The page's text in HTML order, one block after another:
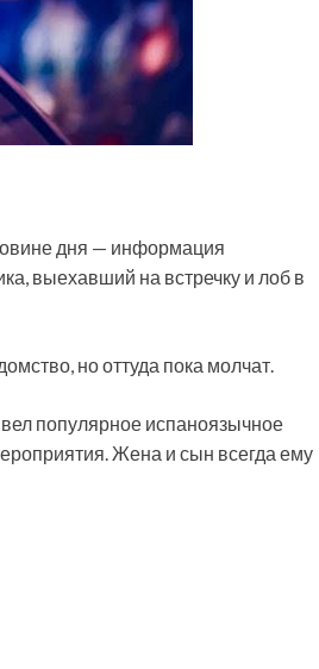
дня — информация
выехавший на встречку и лоб в
но оттуда пока молчат.
популярное испаноязычное
Жена и сын всегда ему